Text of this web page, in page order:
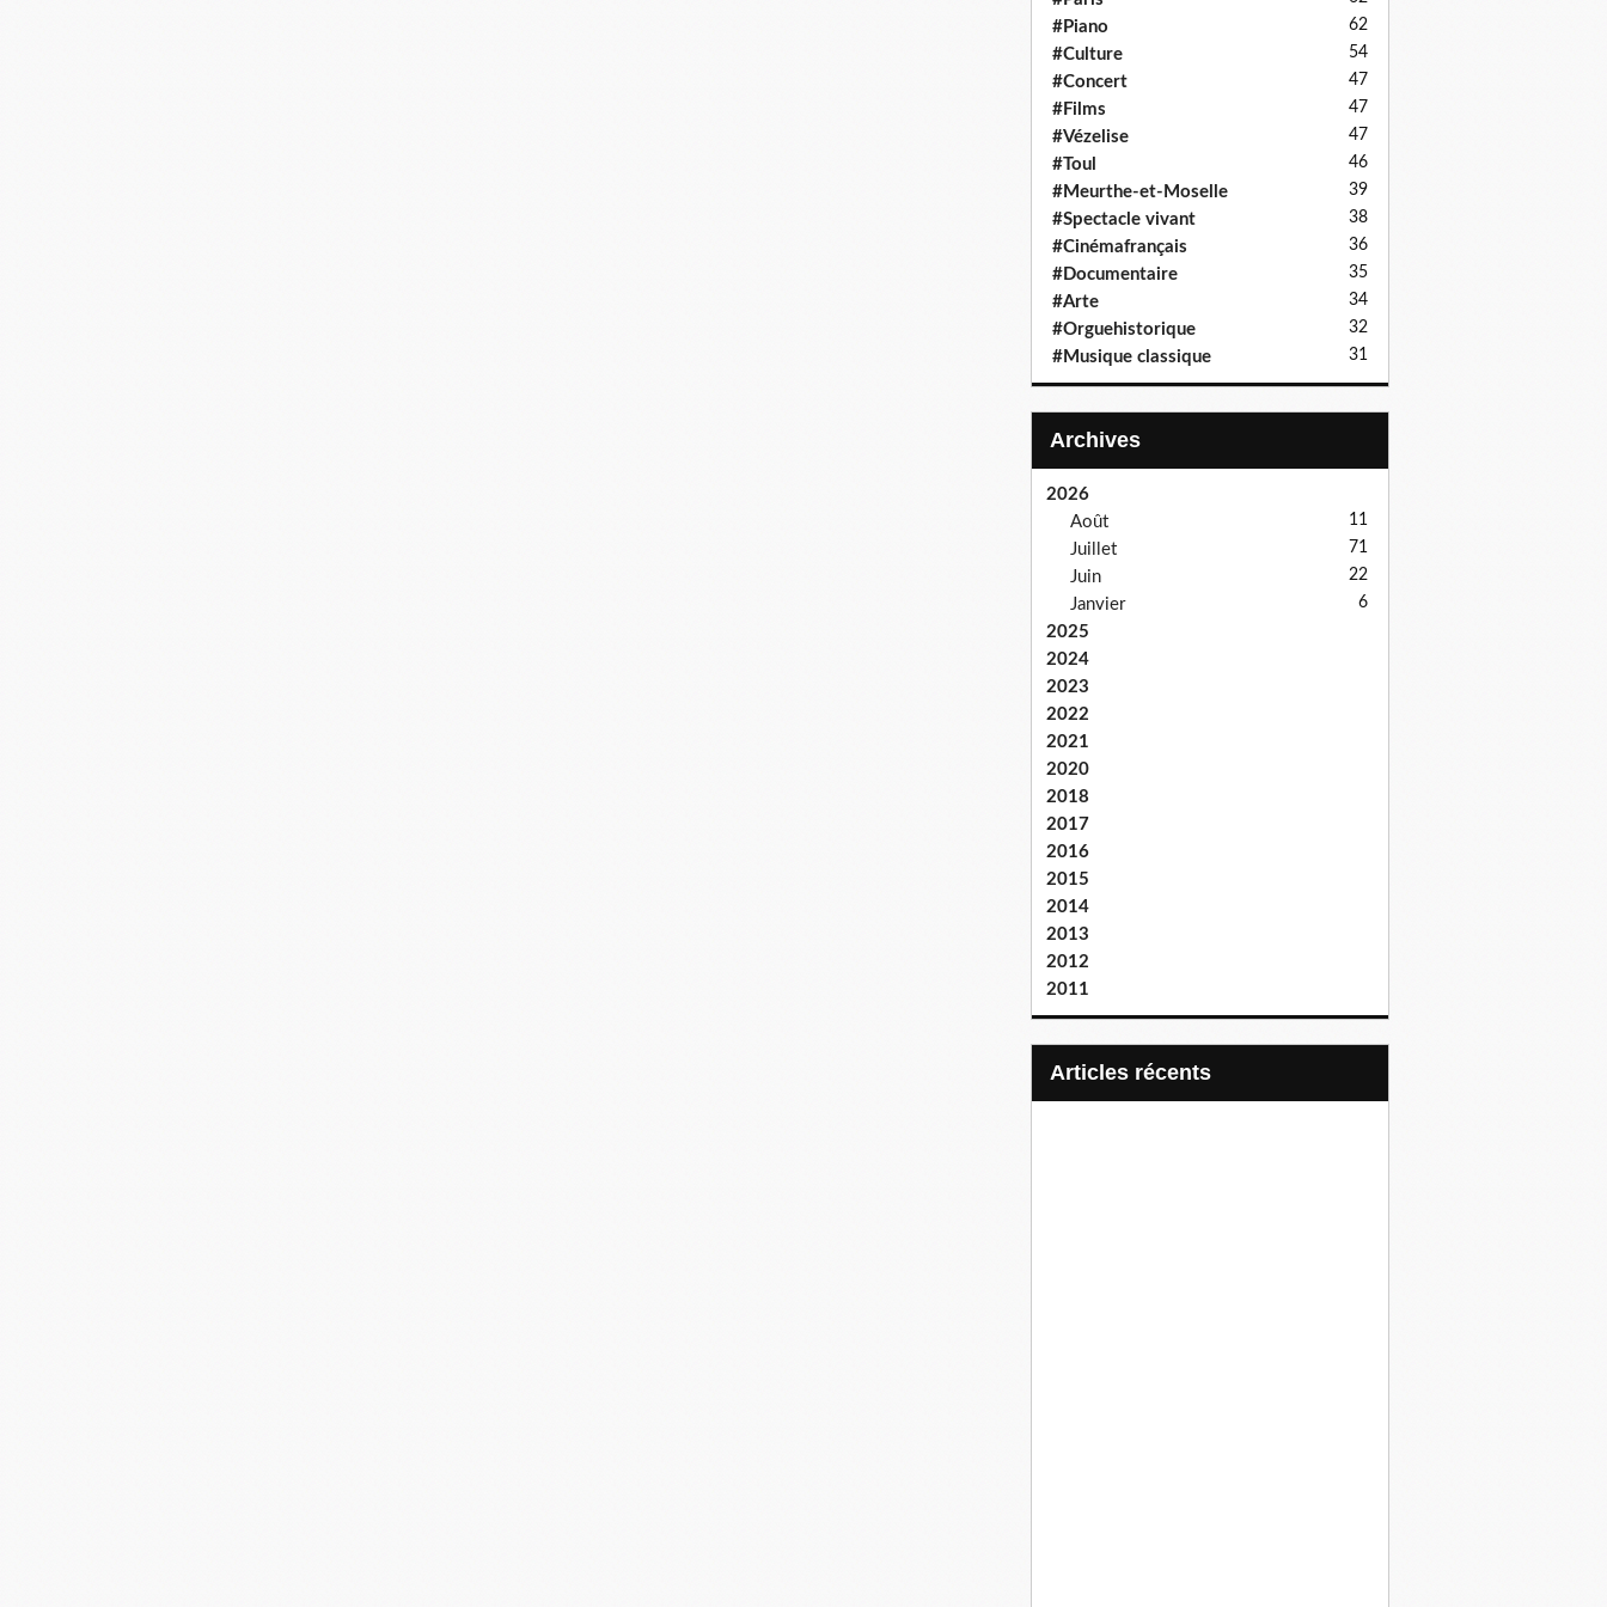
#Piano 62
#Culture 54
#Concert 47
#Films 47
#Vézelise 47
#Toul 46
#Meurthe-et-Moselle 39
#Spectacle vivant 38
#Cinémafrançais 36
#Documentaire 35
#Arte 34
#Orguehistorique 32
#Musique classique 31
Archives
2026
Août
11
Juillet 71
Juin 22
Janvier 6
2025
2024
2023
2022
2021
2020
2018
2017
2016
2015
2014
2013
2012
2011
articles récents